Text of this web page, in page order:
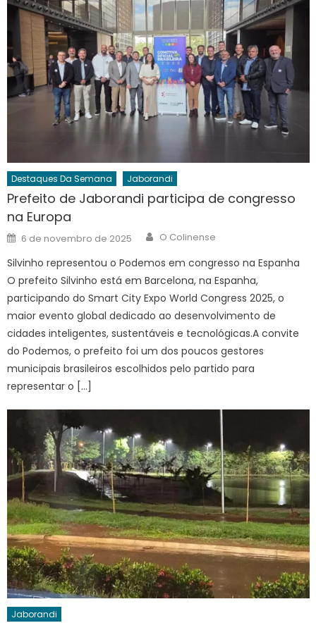
Destaques Da Semana Jaborandi
Prefeito de Jaborandi participa de congresso
na Europa
Posted
on
6 de novembro de 2025 Author
O Colinense
Silvinho representou o Podemos em congresso na Espanha
O prefeito Silvinho está em Barcelona, na Espanha,
participando do Smart City Expo World Congress 2025, o
maior evento global dedicado ao desenvolvimento de
cidades inteligentes, sustentáveis e tecnológicas.A convite
do Podemos, o prefeito foi um dos poucos gestores
municipais brasileiros escolhidos pelo partido para
representar o […]
Jaborandi